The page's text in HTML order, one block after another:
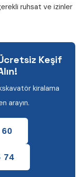
ruhsat ve izinler
Keşif
kiralama
arayın.
74